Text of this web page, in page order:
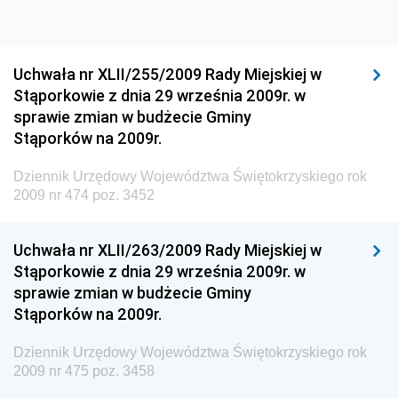
Dziennik Urzędowy Ministra Budownictwa i Przemysłu
Materiałów Budowlanych
Dziennik Urzędowy Ministra Infrastruktury i Rozwoju
Dziennik Urzędowy Głównego Inspektoratu Ochrony
Środowiska
Dziennik Urzędowy Generalnej Dyrekcji Ochrony
Dziennik Urzędowy Ministerstwa Administracji,
Gospodarki Terenowej i Ochrony Środowiska
Dziennik Urzędowy Ministerstwa Administracji i
Gospodarki Przestrzennej
Dziennik Urzędowy Unii Europejskiej, L
Uchwała nr XLII/255/2009 Rady Miejskiej w
Stąporkowie z dnia 29 września 2009r. w
sprawie zmian w budżecie Gminy
Stąporków na 2009r.
Dziennik Urzędowy Województwa Świętokrzyskiego rok
2009 nr 474 poz. 3452
Uchwała nr XLII/263/2009 Rady Miejskiej w
Stąporkowie z dnia 29 września 2009r. w
sprawie zmian w budżecie Gminy
Stąporków na 2009r.
Dziennik Urzędowy Województwa Świętokrzyskiego rok
2009 nr 475 poz. 3458